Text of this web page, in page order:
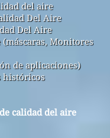
del aire
Del Aire
Del Aire
Monitores
de aplicaciones)
históricos
calidad del aire